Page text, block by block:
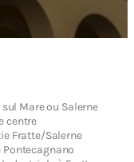
sul Mare ou Salerne
centre
Fratte/Salerne
Pontecagnano